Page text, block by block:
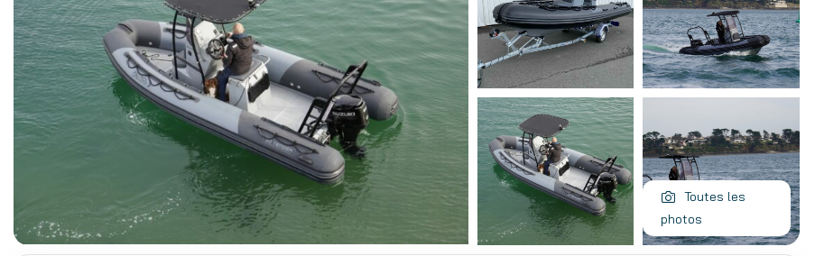
Toutes les
photos